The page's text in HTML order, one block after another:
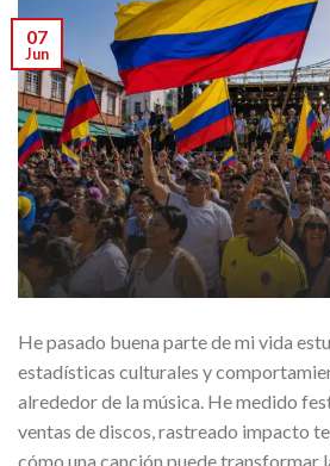
07
Jun
He pasado buena parte de mi vida
estadísticas culturales y
alrededor de la música. He medido
ventas de discos, rastreado impacto
cómo una canción puede transformar